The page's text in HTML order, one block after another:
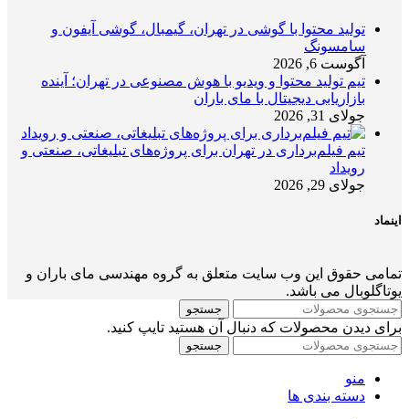
تولید محتوا با گوشی در تهران، گیمبال، گوشی آیفون و
سامسونگ
آگوست 6, 2026
تیم تولید محتوا و ویدیو با هوش مصنوعی در تهران؛ آینده
بازاریابی دیجیتال با مای باران
جولای 31, 2026
تیم فیلم‌برداری در تهران برای پروژه‌های تبلیغاتی، صنعتی و
رویداد
جولای 29, 2026
اینماد
تمامی حقوق این وب سایت متعلق به گروه مهندسی مای باران و
یوتاگلوبال می باشد.
جستجو
برای دیدن محصولات که دنبال آن هستید تایپ کنید.
جستجو
منو
دسته بندی ها